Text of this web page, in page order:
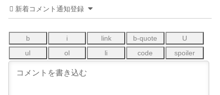
新着コメント通知登録